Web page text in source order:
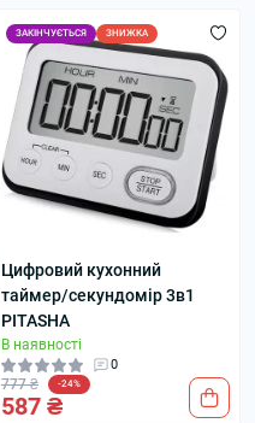
ЗАКІНЧУЄТЬСЯ ЗНИЖКА
Цифровий кухонний
таймер/секундомір 3в1
PITASHA
В наявності
0
777 ₴ -24%
587 ₴